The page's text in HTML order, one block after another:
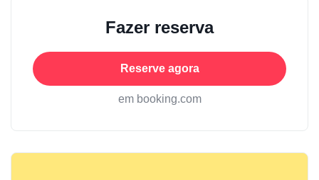
Fazer reserva
Reserve agora
em booking.com